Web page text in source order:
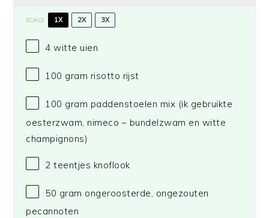
SCALE 1X 2X 3X
4 witte uien
100 gram risotto rijst
100 gram paddenstoelen mix (ik gebruikte
oesterzwam, nimeco – bundelzwam en witte
champignons)
2 teentjes knoflook
50 gram ongeroosterde, ongezouten
pecannoten